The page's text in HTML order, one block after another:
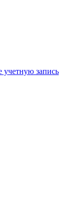
учетную запись